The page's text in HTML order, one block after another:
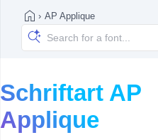
› AP Applique
Schriftart AP
Applique